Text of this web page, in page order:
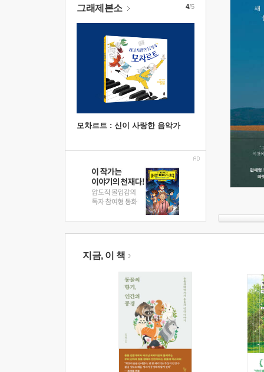
그래제본소
모차르트 : 신이 사랑한 음악가
4/5
지금, 이 책